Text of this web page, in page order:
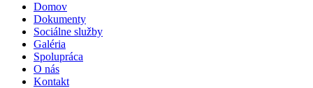
Domov
Dokumenty
Sociálne služby
Galéria
Spolupráca
O nás
Kontakt